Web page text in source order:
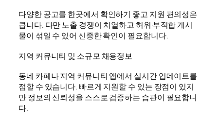
다양한 공고를 한곳에서 확인하기 좋고 지원 편의성은
큽니다. 다만 노출 경쟁이 치열하고 허위·부적합 게시
물이 섞일 수 있어 신중한 확인이 필요합니다.
지역 커뮤니티 및 소규모 채용정보
동네 카페나 지역 커뮤니티 앱에서 실시간 업데이트를
접할 수 있습니다. 빠르게 지원할 수 있는 장점이 있지
만 정보의 신뢰성을 스스로 검증하는 습관이 필요합니
다.